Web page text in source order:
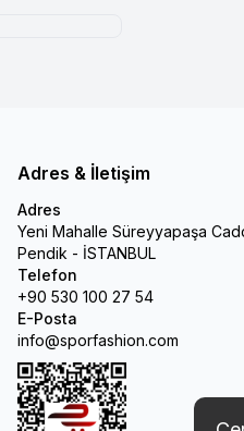
Adres & İletişim
Adres
Yeni Mahalle Süreyyapaşa
Pendik - İSTANBUL
Telefon
+90 530 100 27 54
E-Posta
info@sporfashion.com